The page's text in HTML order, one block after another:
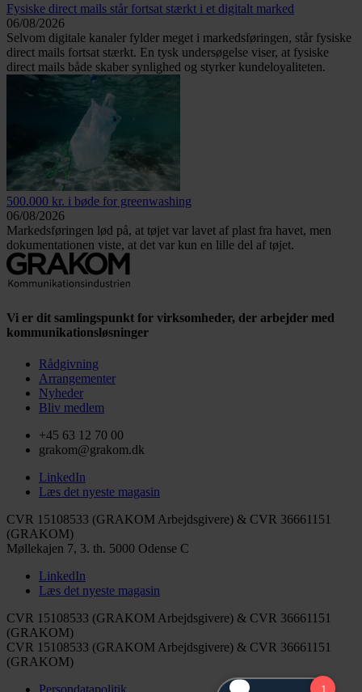
Fysiske direct mails står fortsat stærkt i et digitalt marked
06/08/2026
Selvom digitale kanaler fylder meget i markedsføringen, står fysiske
direct mails fortsat stærkt. En tysk undersøgelse viser, at fysiske
direct mails både skaber synlighed og styrker kundeloyaliteten.
500.000 kr. i bøde for greenwashing
06/08/2026
Markedsføringen lød på, at tøjet var lavet af plast fra havet, men
dokumentationen viste, at det var kun en lille del af tøjet.
Vi er dit samlingspunkt for virksomheder, der arbejder med
kommunikationsløsninger
Rådgivning
Arrangementer
Nyheder
Bliv medlem
+45 63 12 70 00
grakom@grakom.dk
LinkedIn
Læs det nyeste magasin
CVR 15108533 (GRAKOM Arbejdsgivere) & CVR 36661151
(GRAKOM)
Møllekajen 7, 3. th. 5000 Odense C
LinkedIn
Læs det nyeste magasin
CVR 15108533 (GRAKOM Arbejdsgivere) & CVR 36661151
(GRAKOM)
CVR 15108533 (GRAKOM Arbejdsgivere) & CVR 36661151
(GRAKOM)